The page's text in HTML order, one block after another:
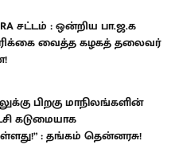
சட்டம் : ஒன்றிய பா.ஜ.க
வைத்த கழகத் தலைவர்
பிறகு மாநிலங்களின்
கடுமையாக
: தங்கம் தென்னரசு!